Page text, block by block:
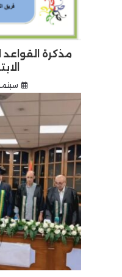
مذكرة القواعد
سبتمبر 6,